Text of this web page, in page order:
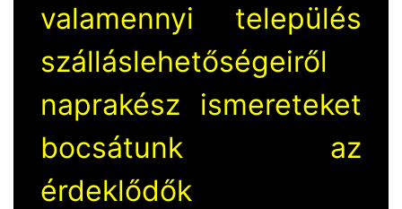
valamennyi település
szálláslehetőségeiről
naprakész ismereteket
bocsátunk az
érdeklődők